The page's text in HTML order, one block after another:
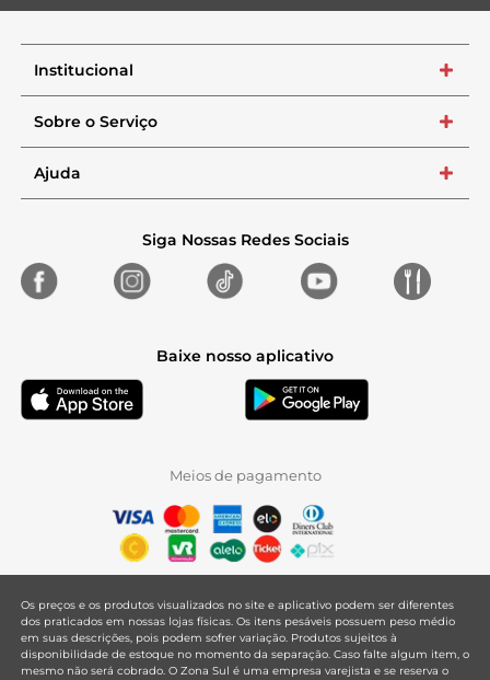
Institucional +
Sobre o Serviço +
Ajuda +
Siga Nossas Redes Sociais
Baixe nosso aplicativo
Meios de pagamento
Os preços e os produtos visualizados no site e aplicativo podem ser diferentes
dos praticados em nossas lojas físicas. Os itens pesáveis possuem peso médio
em suas descrições, pois podem sofrer variação. Produtos sujeitos à
disponibilidade de estoque no momento da separação. Caso falte algum item, o
mesmo não será cobrado. O Zona Sul é uma empresa varejista e se reserva o